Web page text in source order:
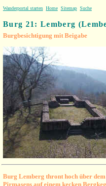
Wanderportal starten Home Sitemap Suche
Burg 21: Lemberg
Burgbesichtigung mit Beigabe
Burg Lemberg thront hoch über
Pirmasens auf einem kecken